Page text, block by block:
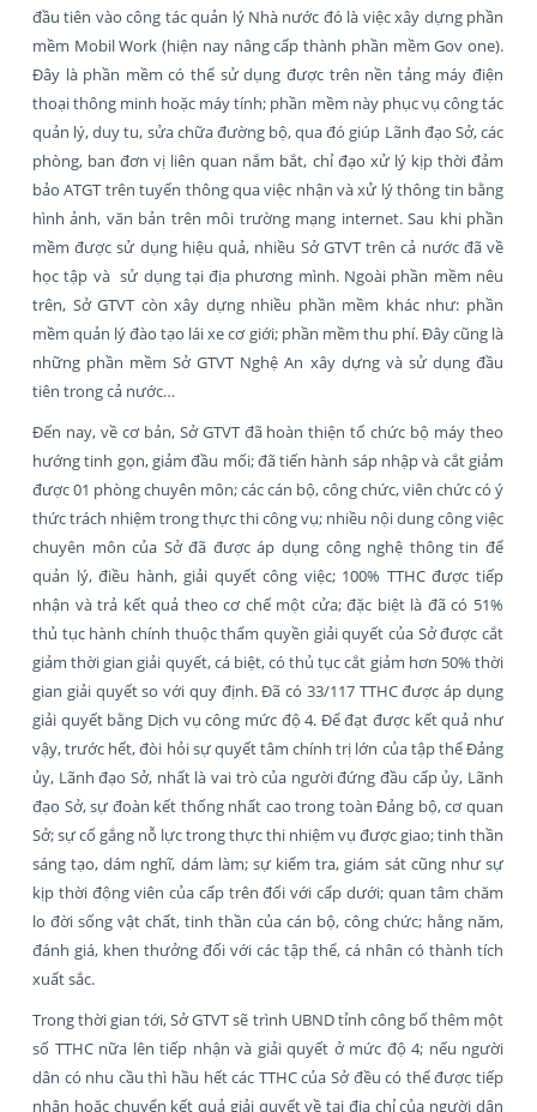
đầu tiên vào công tác quản lý Nhà nước đó là việc xây dựng phần
mềm Mobil Work (hiện nay nâng cấp thành phần mềm Gov one).
Đây là phần mềm có thể sử dụng được trên nền tảng máy điện
thoại thông minh hoặc máy tính; phần mềm này phục vụ công tác
quản lý, duy tu, sửa chữa đường bộ, qua đó giúp Lãnh đạo Sở, các
phòng, ban đơn vị liên quan nắm bắt, chỉ đạo xử lý kịp thời đảm
bảo ATGT trên tuyến thông qua việc nhận và xử lý thông tin bằng
hình ảnh, văn bản trên môi trường mạng internet. Sau khi phần
mềm được sử dụng hiệu quả, nhiều Sở GTVT trên cả nước đã về
học tập và sử dụng tại địa phương mình. Ngoài phần mềm nêu
trên, Sở GTVT còn xây dựng nhiều phần mềm khác như: phần
mềm quản lý đào tạo lái xe cơ giới; phần mềm thu phí. Đây cũng là
những phần mềm Sở GTVT Nghệ An xây dựng và sử dụng đầu
tiên trong cả nước…
Đến nay, về cơ bản, Sở GTVT đã hoàn thiện tổ chức bộ máy theo
hướng tinh gọn, giảm đầu mối; đã tiến hành sáp nhập và cắt giảm
được 01 phòng chuyên môn; các cán bộ, công chức, viên chức có ý
thức trách nhiệm trong thực thi công vụ; nhiều nội dung công việc
chuyên môn của Sở đã được áp dụng công nghệ thông tin để
quản lý, điều hành, giải quyết công việc; 100% TTHC được tiếp
nhận và trả kết quả theo cơ chế một cửa; đặc biệt là đã có 51%
thủ tục hành chính thuộc thẩm quyền giải quyết của Sở được cắt
giảm thời gian giải quyết, cá biệt, có thủ tục cắt giảm hơn 50% thời
gian giải quyết so với quy định. Đã có 33/117 TTHC được áp dụng
giải quyết bằng Dịch vụ công mức độ 4. Để đạt được kết quả như
vậy, trước hết, đòi hỏi sự quyết tâm chính trị lớn của tập thể Đảng
ủy, Lãnh đạo Sở, nhất là vai trò của người đứng đầu cấp ủy, Lãnh
đạo Sở, sự đoàn kết thống nhất cao trong toàn Đảng bộ, cơ quan
Sở; sự cố gắng nỗ lực trong thực thi nhiệm vụ được giao; tinh thần
sáng tạo, dám nghĩ, dám làm; sự kiểm tra, giám sát cũng như sự
kịp thời động viên của cấp trên đối với cấp dưới; quan tâm chăm
lo đời sống vật chất, tinh thần của cán bộ, công chức; hằng năm,
đánh giá, khen thưởng đối với các tập thể, cá nhân có thành tích
xuất sắc.
Trong thời gian tới, Sở GTVT sẽ trình UBND tỉnh công bố thêm một
số TTHC nữa lên tiếp nhận và giải quyết ở mức độ 4; nếu người
dân có nhu cầu thì hầu hết các TTHC của Sở đều có thể được tiếp
nhận hoặc chuyển kết quả giải quyết về tại địa chỉ của người dân